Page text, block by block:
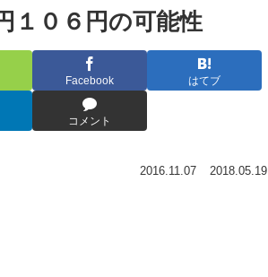
１０６円の可能性
Facebook はてブ
コメント
2016.11.07 2018.05.19